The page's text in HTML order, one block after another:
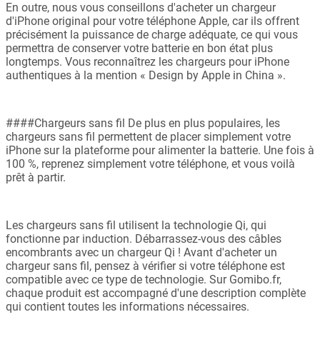
En outre, nous vous conseillons d'acheter un chargeur
d'iPhone original pour votre téléphone Apple, car ils offrent
précisément la puissance de charge adéquate, ce qui vous
permettra de conserver votre batterie en bon état plus
longtemps. Vous reconnaîtrez les chargeurs pour iPhone
authentiques à la mention « Design by Apple in China ».
####Chargeurs sans fil De plus en plus populaires, les
chargeurs sans fil permettent de placer simplement votre
iPhone sur la plateforme pour alimenter la batterie. Une fois à
100 %, reprenez simplement votre téléphone, et vous voilà
prêt à partir.
Les chargeurs sans fil utilisent la technologie Qi, qui
fonctionne par induction. Débarrassez-vous des câbles
encombrants avec un chargeur Qi ! Avant d'acheter un
chargeur sans fil, pensez à vérifier si votre téléphone est
compatible avec ce type de technologie. Sur Gomibo.fr,
chaque produit est accompagné d'une description complète
qui contient toutes les informations nécessaires.